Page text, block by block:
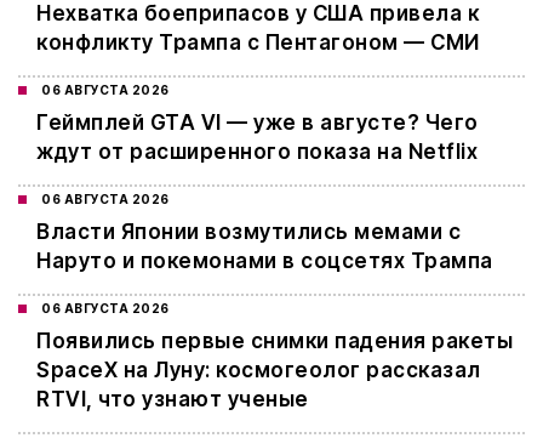
Нехватка боеприпасов у США привела к
конфликту Трампа с Пентагоном — СМИ
06 АВГУСТА 2026
Геймплей GTA VI — уже в августе? Чего
ждут от расширенного показа на Netflix
06 АВГУСТА 2026
Власти Японии возмутились мемами с
Наруто и покемонами в соцсетях Трампа
06 АВГУСТА 2026
Появились первые снимки падения ракеты
SpaceX на Луну: космогеолог рассказал
RTVI, что узнают ученые